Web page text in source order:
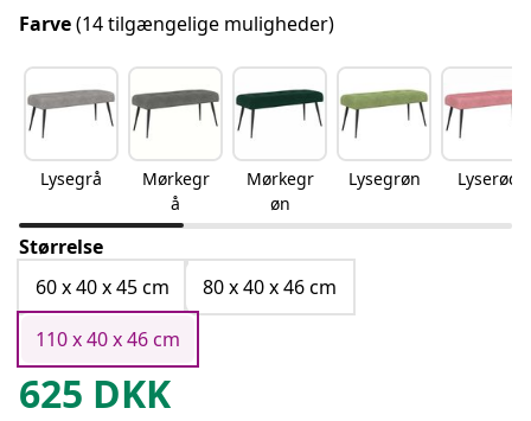
Farve(14 tilgængelige muligheder)
Lysegrå
Mørkegr
å
Mørkegr
øn
Lysegrøn Lyserød
Størrelse
60 x 40 x 45 cm
80 x 40 x 46 cm
110 x 40 x 46 cm
625 DKK